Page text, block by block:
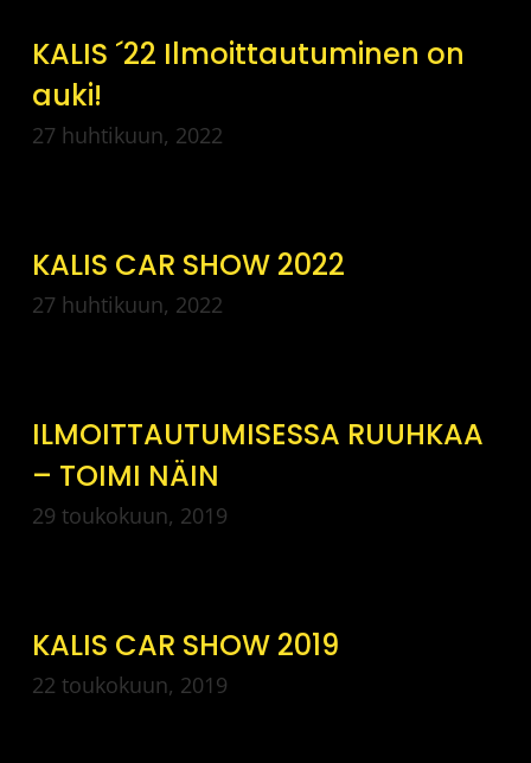
KALIS ´22 Ilmoittautuminen on
auki!
27 huhtikuun, 2022
KALIS CAR SHOW 2022
27 huhtikuun, 2022
ILMOITTAUTUMISESSA RUUHKAA
– TOIMI NÄIN
29 toukokuun, 2019
KALIS CAR SHOW 2019
22 toukokuun, 2019